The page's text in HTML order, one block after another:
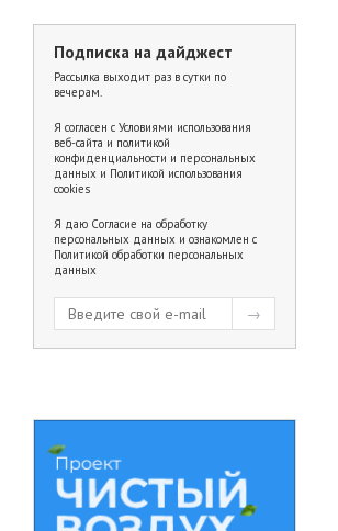
Подписка на дайджест
Рассылка выходит раз в сутки по
вечерам.
Я согласен с Условиями использования
веб-сайта и политикой
конфиденциальности и персональных
данных и Политикой использования
cookies
Я даю Согласие на обработку
персональных данных и ознакомлен с
Политикой обработки персональных
данных